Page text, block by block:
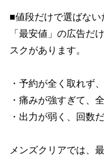
■値段だけで選ばない
「最安値」の広告だ
スクがあります。
・予約が全く取れず
・痛みが強すぎて、
・出力が弱く、回数
メンズクリアでは、